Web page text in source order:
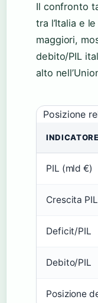
Il confronto
tra l’Italia e
maggiori,
debito/PIL
alto
Posizione
INDICATORE
PIL (mld €)
Crescita
Deficit/PIL
Debito/PIL
Posizione